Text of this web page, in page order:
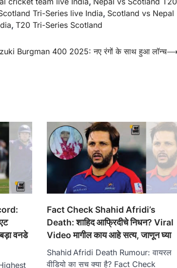
Tri-Series live India, Scotland vs Nepal
, T20 Tri-Series Scotland
Burgman 400 2025: नए रंगों के साथ हुआ लॉन्च
वनडे
Fact Check Shahid Afridi’s
Death: शाहिद आफ्रिदीचे निधन? Viral
Video मागील काय आहे सत्य, जाणून घ्या
Shahid Afridi Death Rumour: वायरल
वीडियो का सच क्या है? Fact Check